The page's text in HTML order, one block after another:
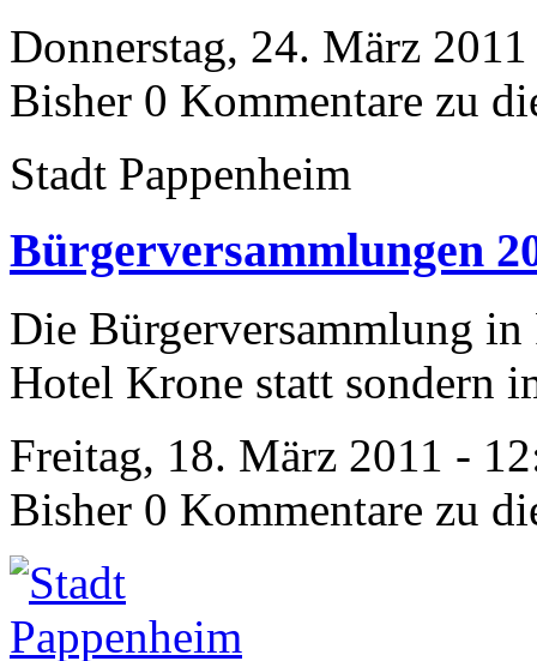
Donnerstag, 24. März
Bisher 0 Kommentare zu
Stadt Pappenheim
Bürgerversammlungen
Die Bürgerversammlung
Hotel Krone statt sondern
Freitag, 18. März 2011 -
Bisher 0 Kommentare zu